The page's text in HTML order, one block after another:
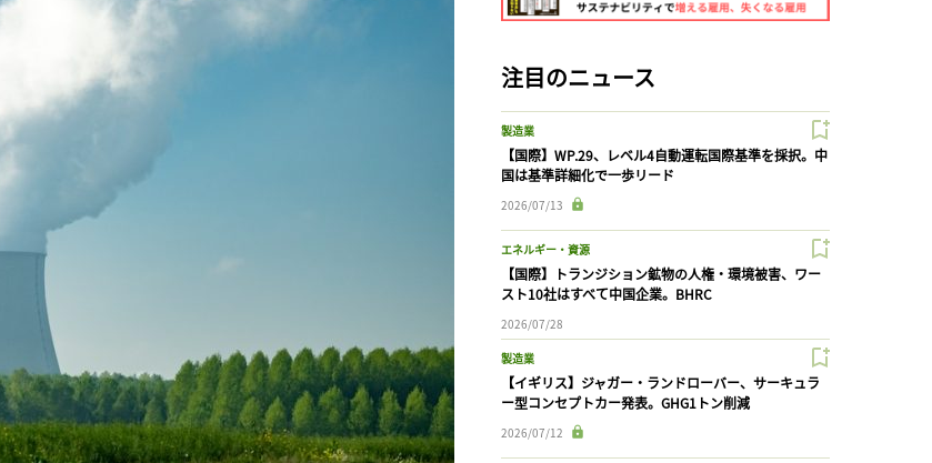
注目のニュース
製造業
【国際】WP.29、レベル4自動運転国際基準を採択。中
国は基準詳細化で一歩リード
2026/07/13
エネルギー・資源
【国際】トランジション鉱物の人権・環境被害、ワー
スト10社はすべて中国企業。BHRC
2026/07/28
製造業
【イギリス】ジャガー・ランドローバー、サーキュラ
ー型コンセプトカー発表。GHG1トン削減
2026/07/12